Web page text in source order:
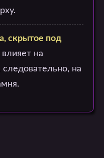
скрытое под
на
следовательно, на